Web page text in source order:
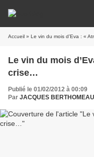
Accueil » Le vin du mois d’Eva : «
Le vin du mois
crise…
Publié le 01/02/2012 à 00:09
Par JACQUES BERTHOMEAU